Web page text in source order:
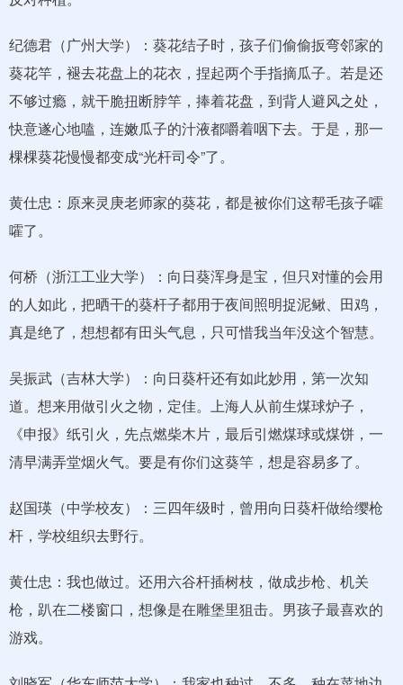
纪德君（广州大学）：葵花结子时，孩子们偷偷扳弯邻家的
葵花竿，褪去花盘上的花衣，捏起两个手指摘瓜子。若是还
不够过瘾，就干脆扭断脖竿，捧着花盘，到背人避风之处，
快意遂心地嗑，连嫩瓜子的汁液都嚼着咽下去。于是，那一
棵棵葵花慢慢都变成“光杆司令”了。
黄仕忠：原来灵庚老师家的葵花，都是被你们这帮毛孩子嚯
嚯了。
何桥（浙江工业大学）：向日葵浑身是宝，但只对懂的会用
的人如此，把晒干的葵杆子都用于夜间照明捉泥鳅、田鸡，
真是绝了，想想都有田头气息，只可惜我当年没这个智慧。
吴振武（吉林大学）：向日葵杆还有如此妙用，第一次知
道。想来用做引火之物，定佳。上海人从前生煤球炉子，
《申报》纸引火，先点燃柴木片，最后引燃煤球或煤饼，一
清早满弄堂烟火气。要是有你们这葵竿，想是容易多了。
赵国瑛（中学校友）：三四年级时，曾用向日葵杆做给缨枪
杆，学校组织去野行。
黄仕忠：我也做过。还用六谷杆插树枝，做成步枪、机关
枪，趴在二楼窗口，想像是在雕堡里狙击。男孩子最喜欢的
游戏。